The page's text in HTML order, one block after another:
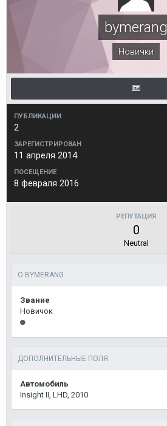
bymerang
Новички
ПУБЛИКАЦИИ
2
ЗАРЕГИСТРИРОВАН
11 апреля 2014
ПОСЕЩЕНИЕ
8 февраля 2016
РЕПУТАЦИЯ
0
Neutral
О BYMERANG
Звание
Новичок
ДОПОЛНИТЕЛЬНЫЕ ПОЛЯ
Автомобиль
Insight II, LHD, 2010